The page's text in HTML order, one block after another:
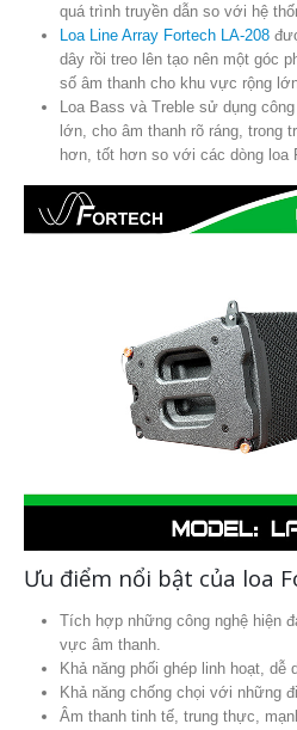
quá trình truyền dẫn so với hệ
Loa Line Array Fortech LA-208
dây rồi treo lên tạo nên một góc
số âm thanh cho khu vực rộng
Loa Bass và Treble sử dụng
lớn, cho âm thanh rõ ráng, trong
hơn, tốt hơn so với các dòng loa
Ưu điểm nổi bật của loa
Tích hợp những công nghệ hiện
vực âm thanh.
Khả năng phối ghép linh hoạt, dễ
Khả năng chống chọi với những
Âm thanh tinh tế, trung thực,